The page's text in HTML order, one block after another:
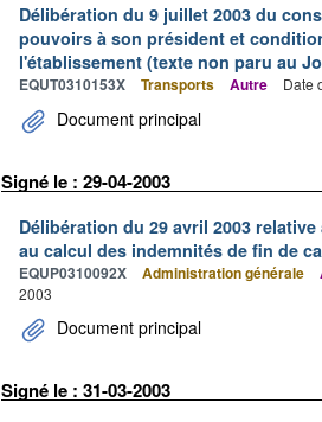
Délibération du 9 juillet 2003 du
pouvoirs à son président et
l'établissement (texte non paru au
EQUT0310153X Transports Autre Date
Document principal
Signé le : 29-04-2003
Délibération du 29 avril 2003
au calcul des indemnités de fin de
EQUP0310092X Administration générale
2003
Document principal
Signé le : 31-03-2003